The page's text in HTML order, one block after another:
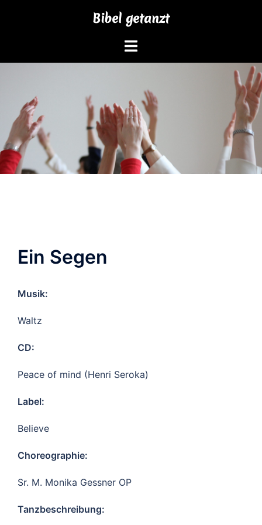
Bibel getanzt
Ein Segen
Musik:
Waltz
CD:
Peace of mind (Henri Seroka)
Label:
Believe
Choreographie:
Sr. M. Monika Gessner OP
Tanzbeschreibung: